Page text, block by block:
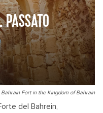
PASSATO
Fort in the Kingdom of Bahrain
del Bahrein,